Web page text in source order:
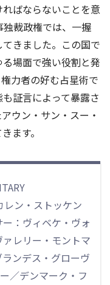
ばならないことを意
独裁政権では、一握
きました。この国で
場面で強い役割と発
力者の好む占星術で
証言によって暴露さ
ウン・サン・スー・
ます。
レン・ストッケン
：ヴィベケ・ヴォ
レリー・モントマ
ンデス・グローヴ
／デンマーク・フ